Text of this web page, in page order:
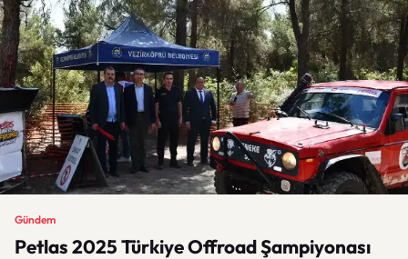
Gündem
Petlas 2025 Türkiye Offroad Şampiyonası